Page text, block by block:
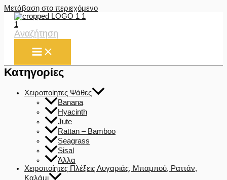
Μετάβαση στο περιεχόμενο
Αναζήτηση
Κατηγορίες
Χειροποίητες Ψάθες
Banana
Hyacinth
Jute
Rattan – Bamboo
Seagrass
Sisal
Άλλα
Χειροποίητες Πλέξεις Λυγαριάς, Μπαμπού, Ραττάν,
Καλάμι